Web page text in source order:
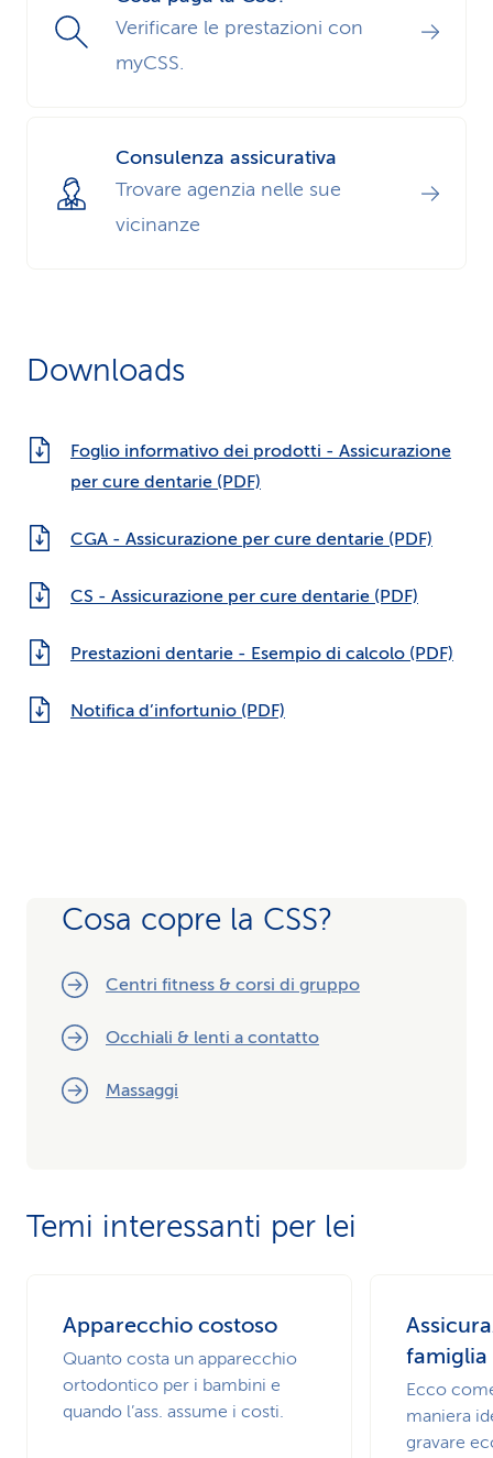
Verificare le prestazioni con
myCSS.
Consulenza assicurativa
Trovare agenzia nelle sue
vicinanze
Downloads
Foglio informativo dei prodotti - Assicurazione
per cure dentarie (PDF)
CGA - Assicurazione per cure dentarie (PDF)
CS - Assicurazione per cure dentarie (PDF)
Prestazioni dentarie - Esempio di calcolo (PDF)
Notifica d’infortunio (PDF)
Cosa copre la CSS?
Centri fitness & corsi di gruppo
Occhiali & lenti a contatto
Massaggi
Temi interessanti per lei
Apparecchio costoso
Quanto costa un apparecchio
ortodontico per i bambini e
quando l’ass. assume i costi.
famiglia
Ecco
maniera
gravare